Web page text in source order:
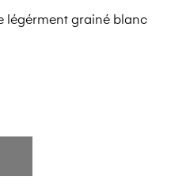
légérment grainé blanc